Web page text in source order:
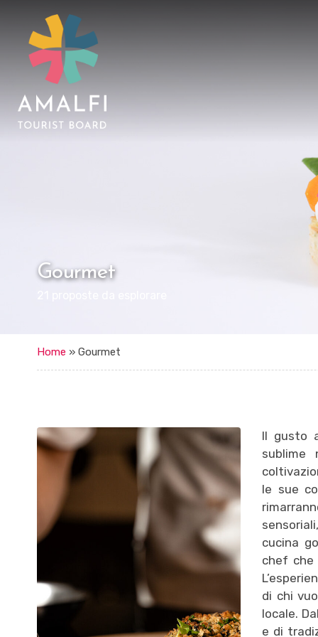
Gourmet
Home » Gourmet
Il gusto
sublime
le sue
cucina
chef che
di chi
locale.
e di